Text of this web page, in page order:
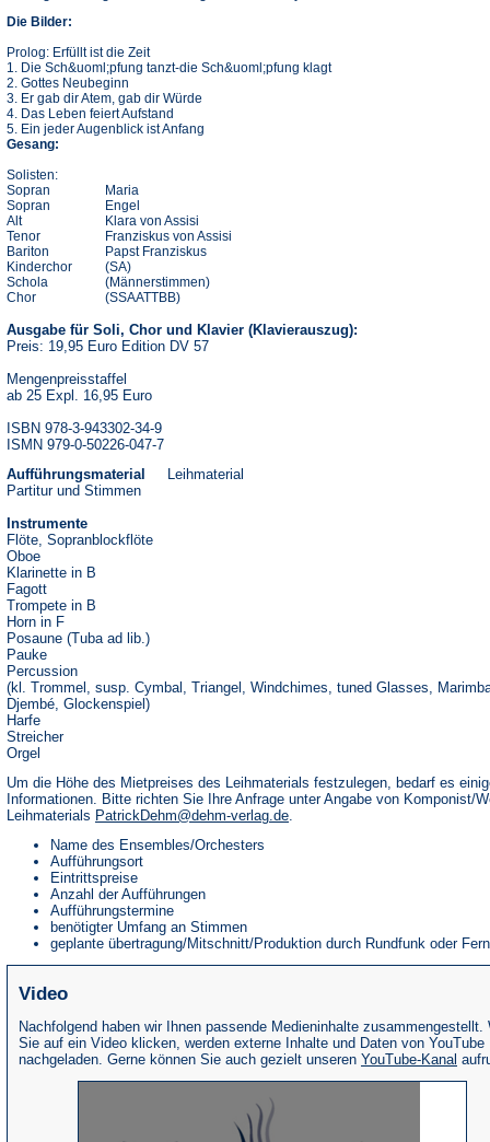
Die Bilder:
Prolog: Erfüllt ist die Zeit
1. Die Sch&uoml;pfung tanzt-die Sch&uoml;pfung klagt
2. Gottes Neubeginn
3. Er gab dir Atem, gab dir Würde
4. Das Leben feiert Aufstand
5. Ein jeder Augenblick ist Anfang
Gesang:
Solisten:
Sopran
Sopran
Alt
Tenor
Bariton
Kinderchor
Schola
Chor
Maria
Engel
Klara von Assisi
Franziskus von Assisi
Papst Franziskus
(SA)
(Männerstimmen)
(SSAATTBB)
Ausgabe für Soli, Chor und Klavier (Klavierauszug):
Preis: 19,95 Euro Edition DV 57
Mengenpreisstaffel
ab 25 Expl. 16,95 Euro
ISBN 978-3-943302-34-9
ISMN 979-0-50226-047-7
Aufführungsmaterial
Leihmaterial
Partitur und Stimmen
Instrumente
Flöte, Sopranblockflöte
Oboe
Klarinette in B
Fagott
Trompete in B
Horn in F
Posaune (Tuba ad lib.)
Pauke
Percussion
(kl. Trommel, susp. Cymbal, Triangel, Windchimes, tuned Glasses,
Djembé, Glockenspiel)
Harfe
Streicher
Orgel
Um die Höhe des Mietpreises des Leihmaterials festzulegen, bedarf es
Informationen. Bitte richten Sie Ihre Anfrage unter Angabe von Komponist/
Leihmaterials PatrickDehm@dehm-verlag.de.
Name des Ensembles/Orchesters
Aufführungsort
Eintrittspreise
Anzahl der Aufführungen
Aufführungstermine
benötigter Umfang an Stimmen
geplante übertragung/Mitschnitt/Produktion durch Rundfunk oder
Video
Nachfolgend haben wir Ihnen passende Medieninhalte zusammengestellt.
Sie auf ein Video klicken, werden externe Inhalte und Daten von YouTube
nachgeladen. Gerne können Sie auch gezielt unseren YouTube-Kanal